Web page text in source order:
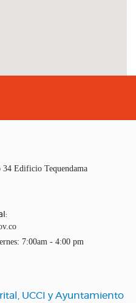
Edificio Tequendama
7:00am - 4:00 pm